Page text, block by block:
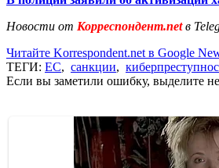
Новости от Корреспондент.netв
Читайте Korrespondent.net в Google
ТЕГИ: ЕС, санкции,
Если вы заметили ошибку, выделите